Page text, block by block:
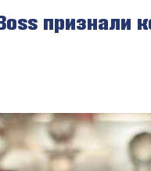
признали